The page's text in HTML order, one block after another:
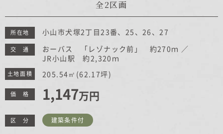
実例集・お客様の声
家づくりについて
むぎくらについて
全2区画
所在地 小山市犬塚2丁目23番、25、26、27
交 通
おーバス 「レゾナック前」 約270ｍ ／
JR小山駅 約2,320ｍ
土地面積 205.54㎡ (62.17坪)
価 格 1,147万円
区 分 建築条件付